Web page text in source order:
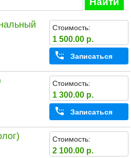
Стоимость:
1 500.00 р.
Записаться
Стоимость:
1 300.00 р.
Записаться
Стоимость:
2 100.00 р.